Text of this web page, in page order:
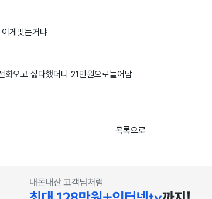
게맞는거냐
화오고 싫다했더니 21만원으로늘어남
목록으로